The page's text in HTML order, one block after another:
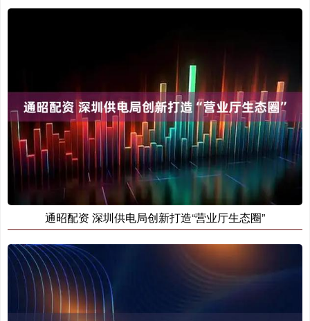
通昭配资 深圳供电局创新打造“营业厅生态圈”